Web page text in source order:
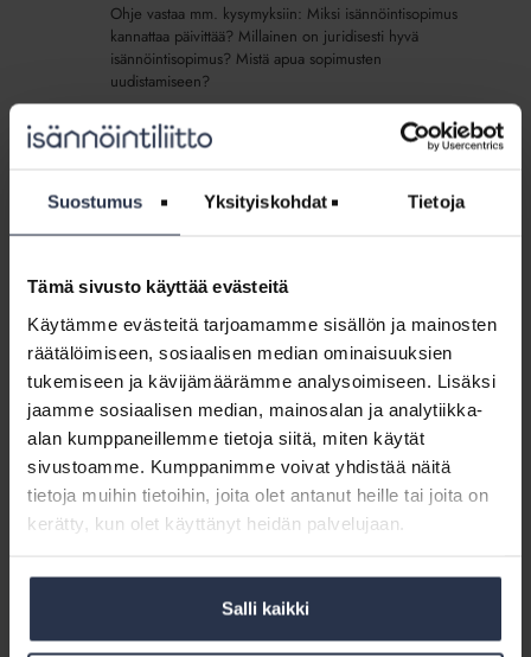
Suostumus Yksityiskohdat Tietoja
Tämä sivusto käyttää evästeitä
Käytämme evästeitä tarjoamamme sisällön ja mainosten
räätälöimiseen, sosiaalisen median ominaisuuksien
tukemiseen ja kävijämäärämme analysoimiseen. Lisäksi
jaamme sosiaalisen median, mainosalan ja analytiikka-
alan kumppaneillemme tietoja siitä, miten käytät
sivustoamme. Kumppanimme voivat yhdistää näitä
tietoja muihin tietoihin, joita olet antanut heille tai joita on
kerätty, kun olet käyttänyt heidän palvelujaan.
Salli kaikki
Ohje vastaa mm. kysymyksiin: Miksi isännöintisopimus
kannattaa päivittää? Millainen on juridisesti hyvä
isännöintisopimus? Mistä apua sopimusten
uudistamiseen?
Jäsenohje:
merkitseminenJäsenohje: Yrityksen merkitseminen
isännöitsijäksi
JÄSENOHJEET
tarve muuttaa sopimusta? Miten muutos toteutetaan
käytännössä? Miten tehdään prokura eli yhteisvaltuus
taloyhtiön asioiden hoitamiseen?
Jäsenohje:
Taloyhtiön
ja
konsulttitoiminnan
yleiset
KSE
Jäsenohje: Taloyhtiön sopimukset ja
konsulttitoiminnan yleiset sopimusehdot
KSE 2013